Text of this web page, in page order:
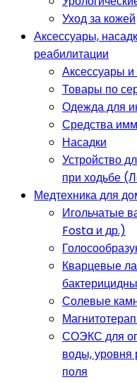
Уход за кожей
Аксессуары,
реабилитации
Аксессуары
Товары по
Одежда для
Средства
Насадки
Устройство
при ходьбе
Медтехника для
Игольчатые
Fosta и др.)
Кварцевые
Солевые
СОЭКС для
воды, уровня
поля